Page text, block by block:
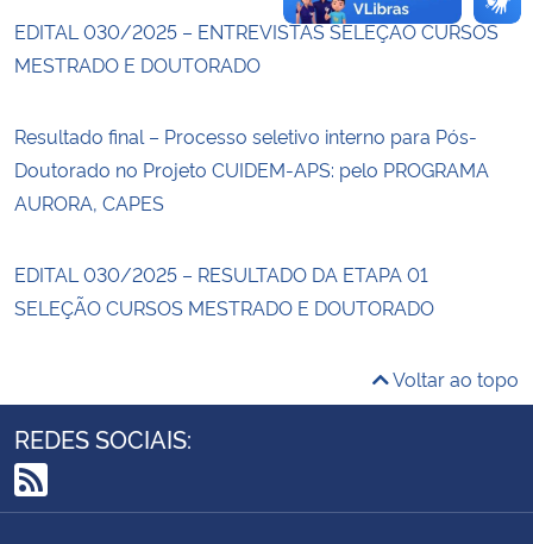
EDITAL 030/2025 – ENTREVISTAS SELEÇÃO CURSOS
MESTRADO E DOUTORADO
Resultado final – Processo seletivo interno para Pós-
Doutorado no Projeto CUIDEM-APS: pelo PROGRAMA
AURORA, CAPES
EDITAL 030/2025 – RESULTADO DA ETAPA 01
SELEÇÃO CURSOS MESTRADO E DOUTORADO
Voltar ao topo
REDES SOCIAIS:
RSS